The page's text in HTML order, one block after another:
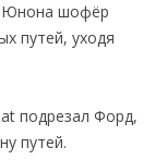
Юнона шофёр
путей, уходя
подрезал Форд,
путей.